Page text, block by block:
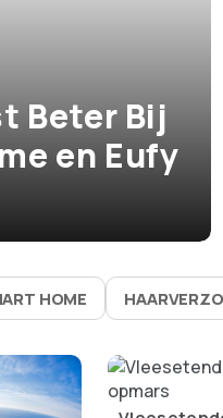
Beter Bij
en Eufy
HOME